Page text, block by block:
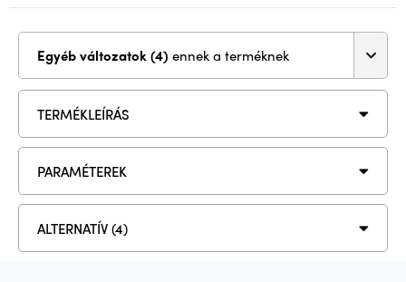
Egyéb változatok (4) ennek a terméknek
TERMÉKLEÍRÁS
PARAMÉTEREK
ALTERNATÍV (4)